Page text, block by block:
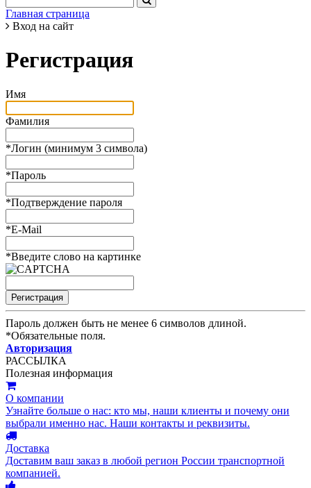
Главная страница
Вход на сайт
Регистрация
Имя
Фамилия
*Логин (минимум 3 символа)
*Пароль
*Подтверждение пароля
*E-Mail
*Введите слово на картинке
Пароль должен быть не менее 6 символов длиной.
*Обязательные поля.
Авторизация
РАССЫЛКА
Полезная информация
О компании
Узнайте больше о нас: кто мы, наши клиенты и почему они
выбрали именно нас. Наши контакты и реквизиты.
Доставка
Доставим ваш заказ в любой регион России транспортной
компанией.